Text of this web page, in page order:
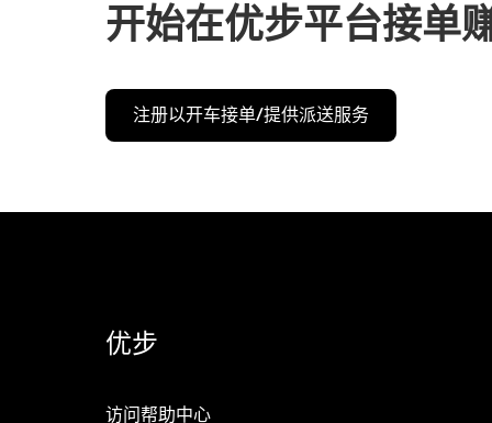
开始在优步平台接单
注册以开车接单/提供派送服务
优步
访问帮助中心